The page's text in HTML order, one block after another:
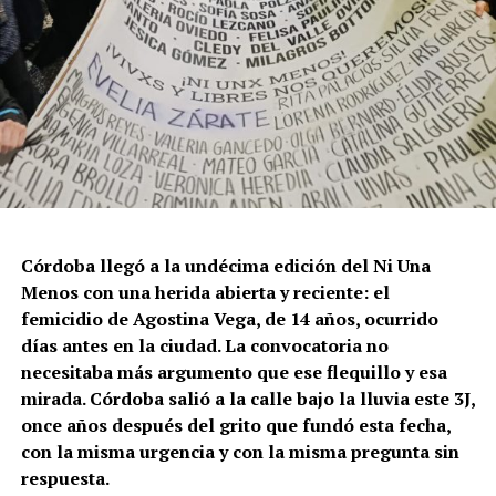
Córdoba llegó a la undécima edición del Ni Una
Menos con una herida abierta y reciente: el
femicidio de Agostina Vega, de 14 años, ocurrido
días antes en la ciudad. La convocatoria no
necesitaba más argumento que ese flequillo y esa
mirada. Córdoba salió a la calle bajo la lluvia este 3J,
once años después del grito que fundó esta fecha,
con la misma urgencia y con la misma pregunta sin
respuesta.